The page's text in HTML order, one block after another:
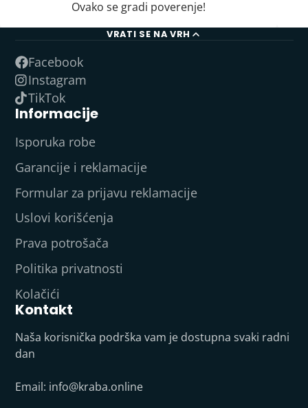
Ovako se gradi poverenje!
VRATI SE NA VRH
Facebook
Instagram
TikTok
Informacije
Isporuka robe
Garancije i reklamacije
Formular za prijavu reklamacije
Uslovi korišćenja
Prava potrošača
Politika privatnosti
Kolačići
Kontakt
Naša korisnička podrška vam je dostupna svaki radni
dan
Email: info@kraba.online